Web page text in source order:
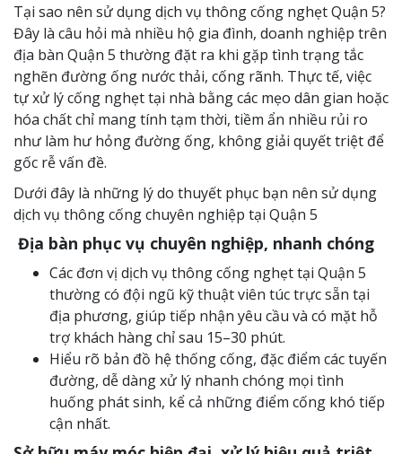
Tại sao nên sử dụng dịch vụ thông cống nghẹt Quận 5?
Đây là câu hỏi mà nhiều hộ gia đình, doanh nghiệp trên
địa bàn Quận 5 thường đặt ra khi gặp tình trạng tắc
nghẽn đường ống nước thải, cống rãnh. Thực tế, việc
tự xử lý cống nghẹt tại nhà bằng các mẹo dân gian hoặc
hóa chất chỉ mang tính tạm thời, tiềm ẩn nhiều rủi ro
như làm hư hỏng đường ống, không giải quyết triệt để
gốc rễ vấn đề.
Dưới đây là những lý do thuyết phục bạn nên sử dụng
dịch vụ thông cống chuyên nghiệp tại Quận 5
Địa bàn phục vụ chuyên nghiệp, nhanh chóng
Các đơn vị dịch vụ thông cống nghẹt tại Quận 5
thường có đội ngũ kỹ thuật viên túc trực sẵn tại
địa phương, giúp tiếp nhận yêu cầu và có mặt hỗ
trợ khách hàng chỉ sau 15–30 phút.
Hiểu rõ bản đồ hệ thống cống, đặc điểm các tuyến
đường, dễ dàng xử lý nhanh chóng mọi tình
huống phát sinh, kể cả những điểm cống khó tiếp
cận nhất.